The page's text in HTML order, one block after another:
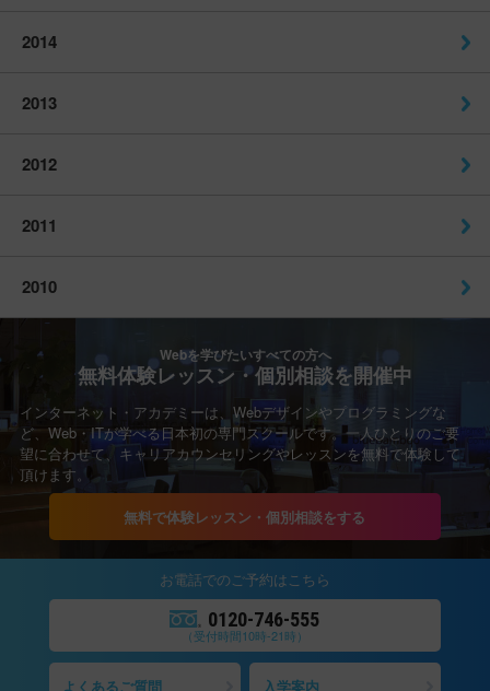
2014
2013
2012
2011
2010
Webを学びたいすべての方へ
無料体験レッスン・個別相談を開催中
インターネット・アカデミーは、Webデザインやプログラミングな
ど、Web・ITが学べる日本初の専門スクールです。一人ひとりのご要
望に合わせて、キャリアカウンセリングやレッスンを無料で体験して
頂けます。
無料で体験レッスン・個別相談をする
お電話でのご予約はこちら
0120-746-555
（受付時間10時-21時）
よくあるご質問 入学案内